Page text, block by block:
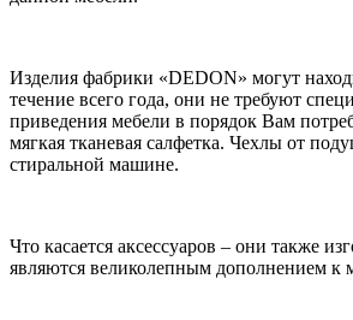
Изделия фабрики «DEDON» могут
течение всего года, они не требуют
приведения мебели в порядок Вам
мягкая тканевая салфетка. Чехлы от
стиральной машине.
Что касается аксессуаров – они также
являются великолепным дополнением к